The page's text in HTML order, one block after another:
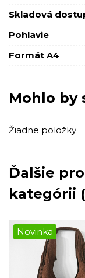
Skladová
Pohlavie
Formát A4
Mohlo by
Žiadne položky
Ďalšie
kategórii
Novinka